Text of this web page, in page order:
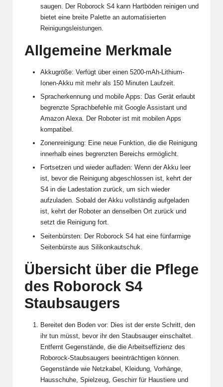
saugen. Der Roborock S4 kann Hartböden reinigen und
bietet eine breite Palette an automatisierten
Reinigungsleistungen.
Allgemeine Merkmale
Akkugröße: Verfügt über einen 5200-mAh-Lithium-
Ionen-Akku mit mehr als 150 Minuten Laufzeit.
Spracherkennung und mobile Apps: Das Gerät erlaubt
begrenzte Sprachbefehle mit Google Assistant und
Amazon Alexa. Der Roboter ist mit mobilen Apps
kompatibel.
Zonenreinigung: Eine neue Funktion, die die Reinigung
innerhalb eines begrenzten Bereichs ermöglicht.
Fortsetzen und wieder aufladen: Wenn der Akku leer
ist, bevor die Reinigung abgeschlossen ist, kehrt der
S4 in die Ladestation zurück, um sich wieder
aufzuladen. Sobald der Akku vollständig aufgeladen
ist, kehrt der Roboter an denselben Ort zurück und
setzt die Reinigung fort.
Seitenbürsten: Der Roborock S4 hat eine fünfarmige
Seitenbürste aus Silikonkautschuk.
Übersicht über die Pflege
des Roborock S4
Staubsaugers
Bereitet den Boden vor: Dies ist der erste Schritt, den
ihr tun müsst, bevor ihr den Staubsauger einschaltet.
Entfernt Gegenstände, die die Arbeitseffizienz des
Roborock-Staubsaugers beeinträchtigen können.
Gegenstände wie Netzkabel, Kleidung, Vorhänge,
Hausschuhe, Spielzeug, Geschirr für Haustiere und